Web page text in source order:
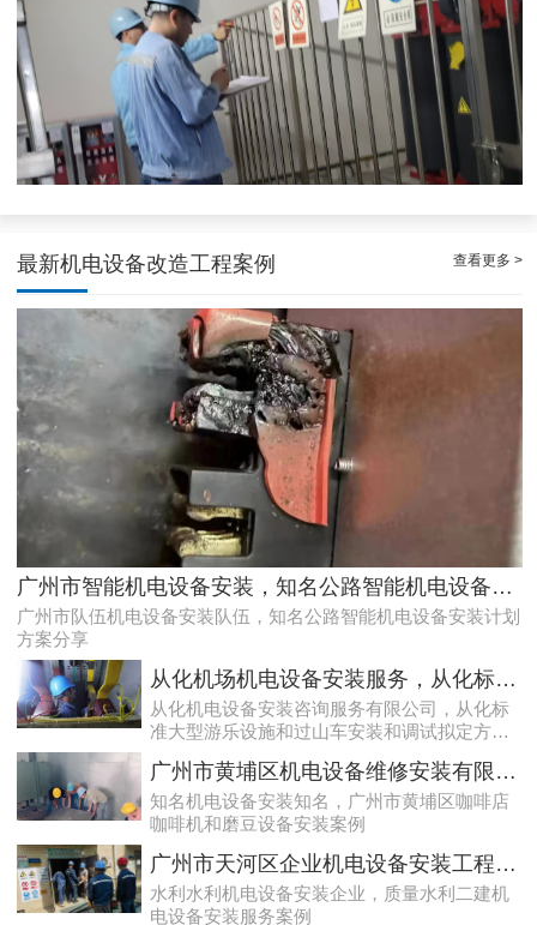
天河配电房预防性试验运行维护案例
最新机电设备改造工程案例 查看更多 >
广州市智能机电设备安装，知名公路智能机电设备安装计划方案分享
广州市队伍机电设备安装队伍，知名公路智能机电设备安装计划
方案分享
从化机场机电设备安装服务，从化标准大型游乐设施和过山车安装和调试拟定方案分享
从化机电设备安装咨询服务有限公司，从化标
准大型游乐设施和过山车安装和调试拟定方案
广州市黄埔区机电设备维修安装有限公司，广州市黄埔区咖啡店咖啡机和磨豆设备安装案例
知名机电设备安装知名，广州市黄埔区咖啡店
咖啡机和磨豆设备安装案例
广州市天河区企业机电设备安装工程，质量水利二建机电设备安装服务案例
水利水利机电设备安装企业，质量水利二建机
电设备安装服务案例